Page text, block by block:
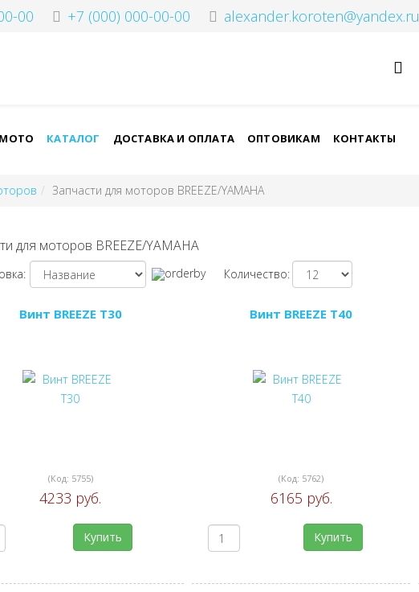
00 +7 (000) 000-00-00 alexander.koroten@yandex.ru
КАТАЛОГ ДОСТАВКА И ОПЛАТА ОПТОВИКАМ КОНТАКТЫ
Запчасти для моторов BREEZE/YAMAHA
для моторов BREEZE/YAMAHA
Количество:
Винт BREEZE T30
(Код: 5755)
4233 руб.
Купить
Винт BREEZE T40
(Код: 5762)
6165 руб.
Купить